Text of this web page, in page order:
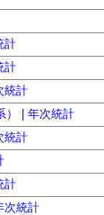
計
計
統計
） | 年次統計
統計
計
次統計